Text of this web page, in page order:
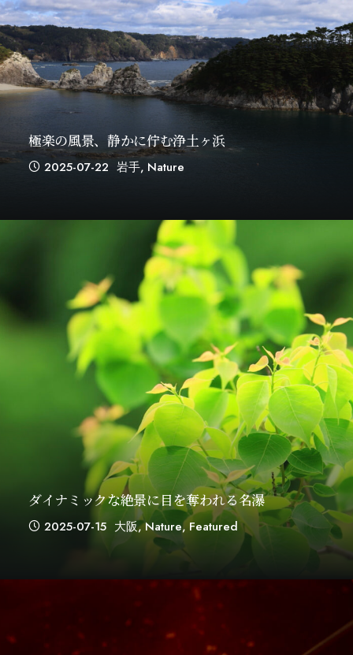
極楽の風景、静かに佇む浄土ヶ浜
2025-07-22 岩手, Nature
ダイナミックな絶景に目を奪われる名瀑
2025-07-15 大阪,Nature, Featured